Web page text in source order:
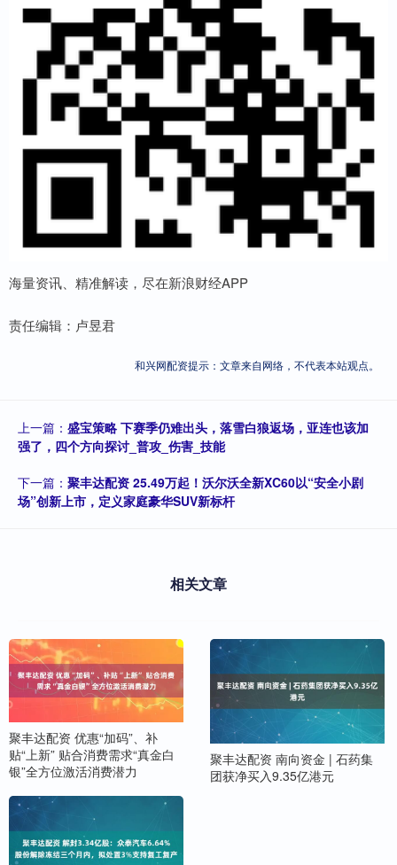
海量资讯、精准解读，尽在新浪财经APP
责任编辑：卢昱君
和兴网配资提示：文章来自网络，不代表本站观点。
上一篇： 盛宝策略 下赛季仍难出头，落雪白狼返场，亚连也该加
强了，四个方向探讨_普攻_伤害_技能
下一篇： 聚丰达配资 25.49万起！沃尔沃全新XC60以“安全小剧
场”创新上市，定义家庭豪华SUV新标杆
相关文章
聚丰达配资 优惠“加码”、补
贴“上新” 贴合消费需求“真金白
银”全方位激活消费潜力
聚丰达配资 南向资金 | 石药集
团获净买入9.35亿港元